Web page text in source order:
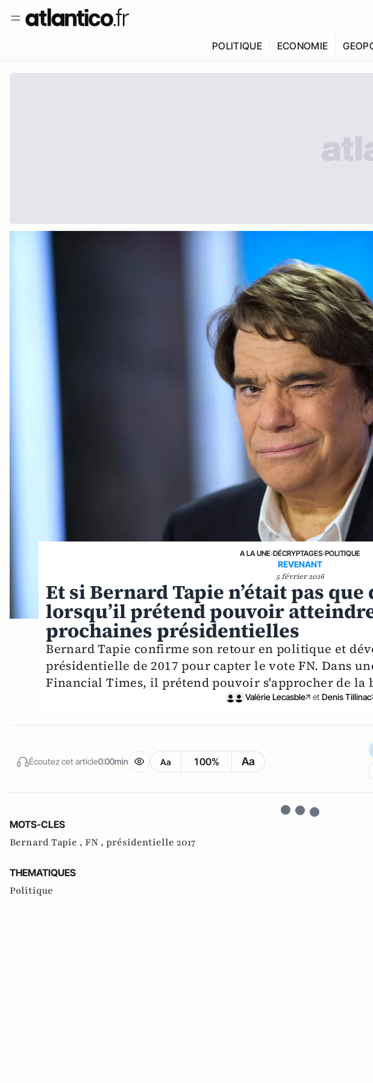
POLITIQUE ECONOMIE
A LA UNE›DÉCRYPTAGES›POLITIQUE
REVENANT
5 février 2016
Et si Bernard Tapie n’était pas
lorsqu’il prétend pouvoir
prochaines présidentielles
Bernard Tapie confirme son retour en politique et
présidentielle de 2017 pour capter le vote FN. Dans
Financial Times, il prétend pouvoir s'approcher de la
Valérie Lecasble et Denis Tillinac
Écoutez cet article0:00min Aa 100% Aa
MOTS-CLES
Bernard Tapie , FN , présidentielle 2017
THEMATIQUES
Politique